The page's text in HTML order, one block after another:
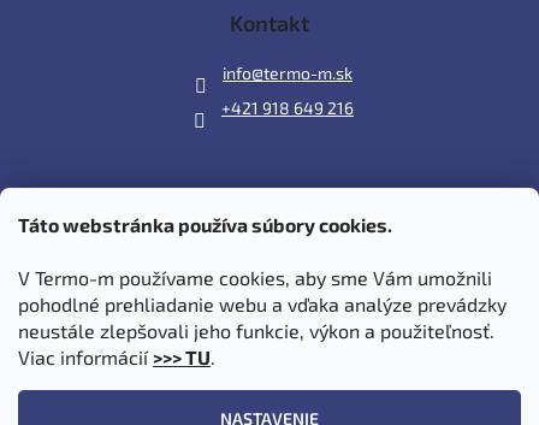
Táto webstránka používa súbory cookies.
V Termo-m používame cookies, aby sme Vám umožnili
pohodlné prehliadanie webu a vďaka analýze prevádzky
neustále zlepšovali jeho funkcie, výkon a použiteľnosť.
Viac informácií >>> TU.
NASTAVENIE
Kontakt
info@termo-m.sk
+421 918 649 216
Prijímame online platby